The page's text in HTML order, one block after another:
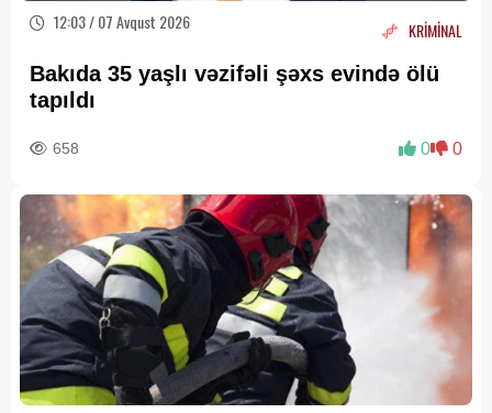
12:03 / 07 Avqust 2026 KRİMİNAL
Bakıda 35 yaşlı vəzifəli şəxs evində ölü
tapıldı
658 0 0